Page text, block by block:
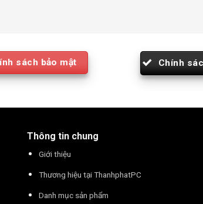
sách bảo mật Chính
Thông tin chung
Giới thiệu
Thương hiệu tại ThanhphatPC
Danh mục sản phẩm